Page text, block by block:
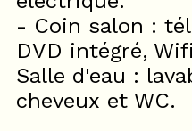
- Coin salon :
DVD intégré,
Salle d'eau :
cheveux et WC.